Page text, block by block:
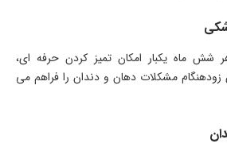
شش ماه یکبار امکان تمیز کردن حرفه ای،
مشکلات دهان و دندان را فراهم می